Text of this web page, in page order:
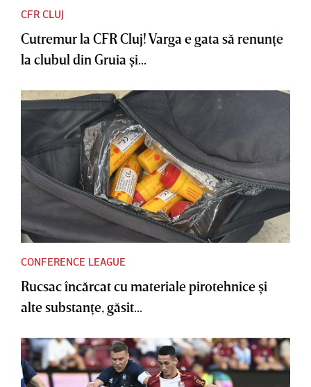
CFR CLUJ
Cutremur la CFR Cluj! Varga e gata să renunţe
la clubul din Gruia şi...
CONFERENCE LEAGUE
Rucsac încărcat cu materiale pirotehnice şi
alte substanţe, găsit...